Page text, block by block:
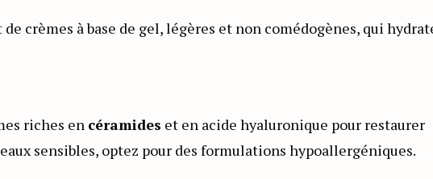
crèmes à base de gel, légères et non comédogènes, qui
riches en céramides et en acide hyaluronique pour restaurer
sensibles, optez pour des formulations hypoallergéniques.